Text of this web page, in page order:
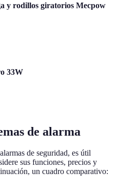
y rodillos giratorios Mecpow
33W
de alarma
de seguridad, es útil
sus funciones, precios y
un cuadro comparativo: